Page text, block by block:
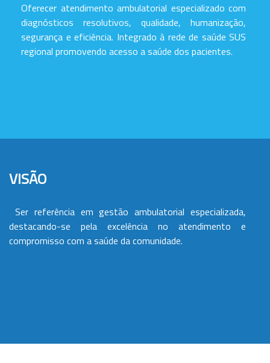
Oferecer atendimento ambulatorial especializado com
diagnósticos resolutivos, qualidade, humanização,
segurança e eficiência. Integrado à rede de saúde SUS
regional promovendo acesso a saúde dos pacientes.
VISÃO
Ser referência em gestão ambulatorial especializada,
destacando-se pela excelência no atendimento e
compromisso com a saúde da comunidade.